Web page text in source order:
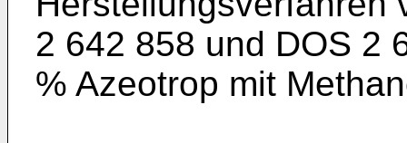
2 642 858 und DOS 2
% Azeotrop mit